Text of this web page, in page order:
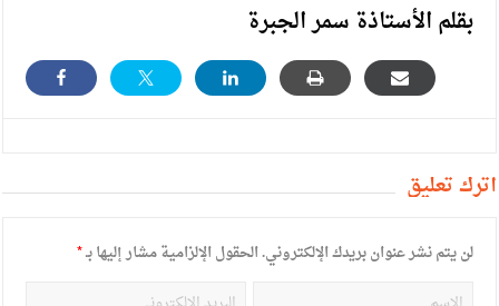
بقلم الأستاذة سمر الجبرة
أترك تعليق
لن يتم نشر عنوان بريدك الإلكتروني.الحقول الإلزامية مشار إليها بـ*